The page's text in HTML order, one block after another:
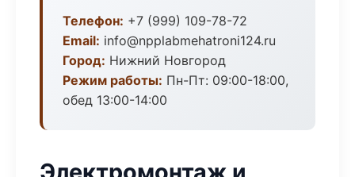
Телефон: +7 (999) 109-78-72
Email: info@npplabmehatroni124.ru
Город: Нижний Новгород
Режим работы: Пн-Пт: 09:00-18:00,
обед 13:00-14:00